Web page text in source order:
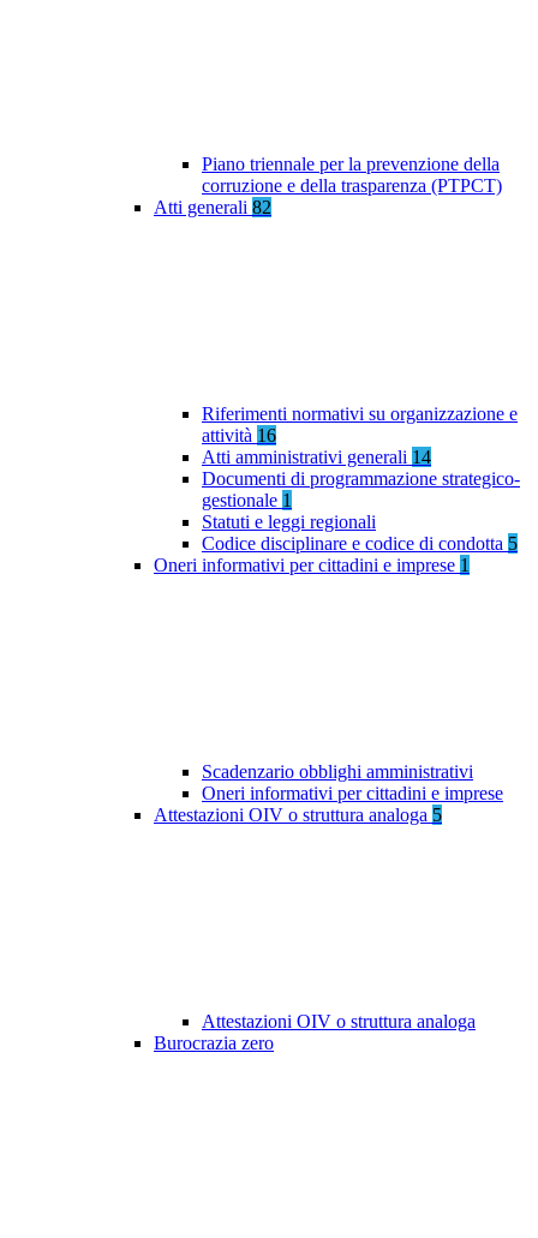
Piano triennale per la prevenzione della
corruzione e della trasparenza (PTPCT)
Atti generali 82
Riferimenti normativi su organizzazione e
attività 16
Atti amministrativi generali 14
Documenti di programmazione strategico-
gestionale 1
Statuti e leggi regionali
Codice disciplinare e codice di condotta 5
Oneri informativi per cittadini e imprese 1
Scadenzario obblighi amministrativi
Oneri informativi per cittadini e imprese
Attestazioni OIV o struttura analoga 5
Attestazioni OIV o struttura analoga
Burocrazia zero